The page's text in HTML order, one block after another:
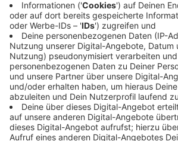
Mit dabei sind unter anderem
Sänger Quincy Jones und Rapper Lil
Weeknd ist auch als Produzent und
Er ist dreifacher Grammy-Preisträger
Verkaufscharts von Media Control
weltweiten Erfolg "Blinding Lights"
Deutschland den erfolgreichsten Hit
Wir sind gespannt ob er mit seinem
Erfolge anknüpfen kann.